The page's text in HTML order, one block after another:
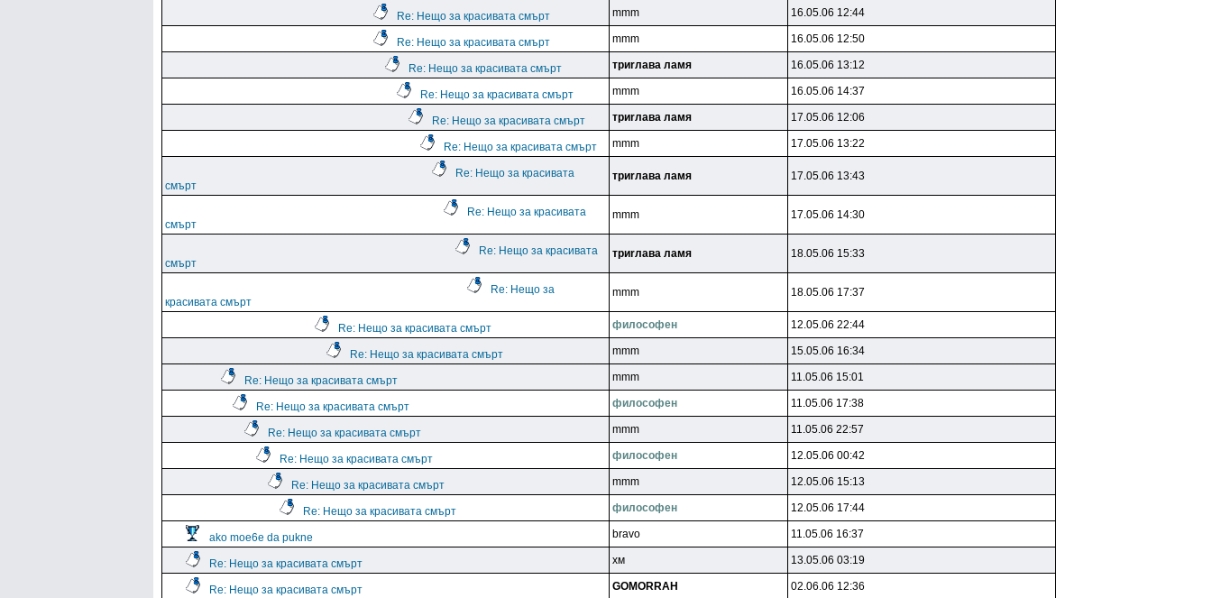
Re: Нещо за красивата смърт mmm 16.05.06 12:44
Re: Нещо за красивата смърт mmm 16.05.06 12:50
Re: Нещо за красивата смърт тpиrлaвa лaмя 16.05.06 13:12
Re: Нещо за красивата смърт mmm 16.05.06 14:37
Re: Нещо за красивата смърт тpиrлaвa лaмя 17.05.06 12:06
Re: Нещо за красивата смърт mmm 17.05.06 13:22
Re: Нещо за красивата
смърт
тpиrлaвa лaмя 17.05.06 13:43
Re: Нещо за красивата
смърт
mmm 17.05.06 14:30
Re: Нещо за красивата
смърт
тpиrлaвa лaмя 18.05.06 15:33
Re: Нещо за
красивата смърт
mmm 18.05.06 17:37
Re: Нещо за красивата смърт филocoфeн 12.05.06 22:44
Re: Нещо за красивата смърт mmm 15.05.06 16:34
Re: Нещо за красивата смърт mmm 11.05.06 15:01
Re: Нещо за красивата смърт филocoфeн 11.05.06 17:38
Re: Нещо за красивата смърт mmm 11.05.06 22:57
Re: Нещо за красивата смърт филocoфeн 12.05.06 00:42
Re: Нещо за красивата смърт mmm 12.05.06 15:13
Re: Нещо за красивата смърт филocoфeн 12.05.06 17:44
ako moe6e da pukne bravo 11.05.06 16:37
Re: Нещо за красивата смърт xм 13.05.06 03:19
Re: Нещо за красивата смърт GOMORRAH 02.06.06 12:36